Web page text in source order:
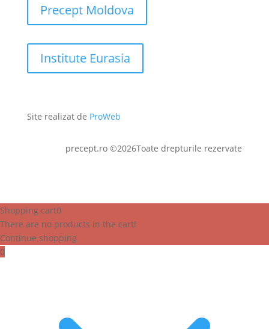
Precept Moldova
Institute Eurasia
Site realizat de ProWeb
precept.ro ©2026Toate drepturile rezervate
Shopping cart0
There are no products in the cart!
Continue shopping
0